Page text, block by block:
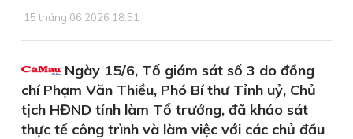
15 tháng 06 2026 18:51
Ngày 15/6, Tổ giám sát số 3 do đồng
chí Phạm Văn Thiều, Phó Bí thư Tỉnh uỷ, Chủ
tịch HĐND tỉnh làm Tổ trưởng, đã khảo sát
thực tế công trình và làm việc với các chủ đầu